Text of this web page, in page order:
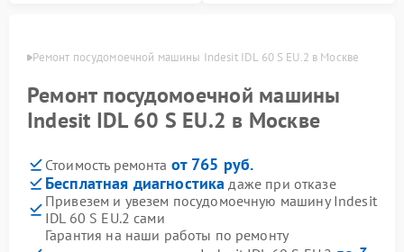
Ремонт посудомоечной машины Indesit IDL 60 S EU.2 в Москве
Ремонт посудомоечной машины
Indesit IDL 60 S EU.2 в Москве
Стоимость ремонта от 765 руб.
Бесплатная диагностика даже при отказе
Привезем и увезем посудомоечную машину Indesit
IDL 60 S EU.2 сами
Гарантия на наши работы по ремонту